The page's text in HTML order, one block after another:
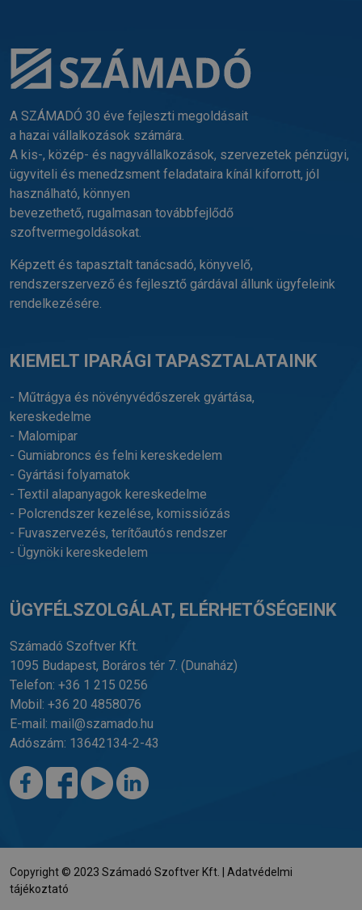
A SZÁMADÓ 30 éve fejleszti megoldásait
a hazai vállalkozások számára.
A kis-, közép- és nagyvállalkozások, szervezetek pénzügyi,
ügyviteli és menedzsment feladataira kínál kiforrott, jól
használható, könnyen
bevezethető, rugalmasan továbbfejlődő
szoftvermegoldásokat.
Képzett és tapasztalt tanácsadó, könyvelő,
rendszerszervező és fejlesztő gárdával állunk ügyfeleink
rendelkezésére.
KIEMELT IPARÁGI TAPASZTALATAINK
- Műtrágya és növényvédőszerek gyártása,
kereskedelme
- Malomipar
- Gumiabroncs és felni kereskedelem
- Gyártási folyamatok
- Textil alapanyagok kereskedelme
- Polcrendszer kezelése, komissiózás
- Fuvaszervezés, terítőautós rendszer
- Ügynöki kereskedelem
ÜGYFÉLSZOLGÁLAT, ELÉRHETŐSÉGEINK
Számadó Szoftver Kft.
1095 Budapest, Boráros tér 7. (Dunaház)
Telefon: +36 1 215 0256
Mobil: +36 20 4858076
E-mail: mail@szamado.hu
Adószám: 13642134-2-43
Copyright © 2023 Számadó Szoftver Kft. | Adatvédelmi
tájékoztató